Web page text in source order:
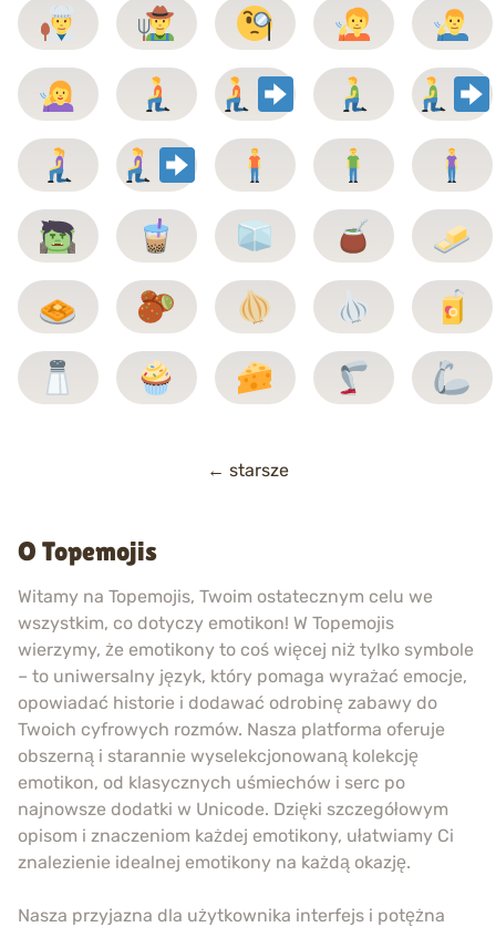
← starsze
O Topemojis
Witamy na Topemojis, Twoim ostatecznym celu we
wszystkim, co dotyczy emotikon! W Topemojis
wierzymy, że emotikony to coś więcej niż tylko symbole
– to uniwersalny język, który pomaga wyrażać emocje,
opowiadać historie i dodawać odrobinę zabawy do
Twoich cyfrowych rozmów. Nasza platforma oferuje
obszerną i starannie wyselekcjonowaną kolekcję
emotikon, od klasycznych uśmiechów i serc po
najnowsze dodatki w Unicode. Dzięki szczegółowym
opisom i znaczeniom każdej emotikony, ułatwiamy Ci
znalezienie idealnej emotikony na każdą okazję.
Nasza przyjazna dla użytkownika interfejs i potężna